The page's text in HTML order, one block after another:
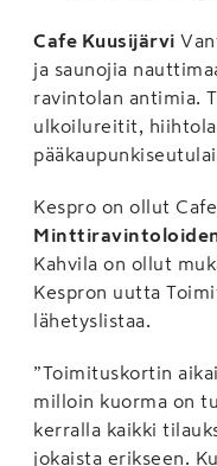
Cafe Kuusijärvi
ja saunojia
ravintolan antimia.
ulkoilureitit,
Kespro on ollut
Kahvila on ollut
Kespron uutta
lähetyslistaa.
”Toimituskortin
milloin kuorma on
kerralla kaikki
jokaista erikseen.